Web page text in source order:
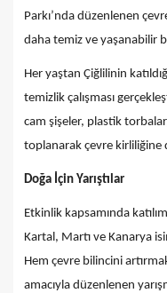
Parkı’nda düzenlenen
daha temiz ve yaşanabilir
Her yaştan Çiğlilinin
temizlik çalışması
cam şişeler, plastik
toplanarak çevre kirliliğine
Doğa İçin Yarıştılar
Etkinlik kapsamında
Kartal, Martı ve Kanarya
Hem çevre bilincini
amacıyla düzenlenen